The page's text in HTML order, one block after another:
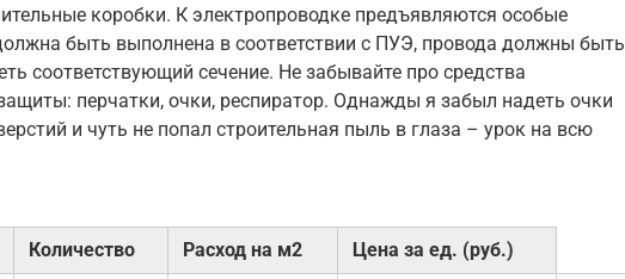
коробки. К электропроводке предъявляются особые
быть выполнена в соответствии с ПУЭ, провода должны быть
соответствующий сечение. Не забывайте про средства
перчатки, очки, респиратор. Однажды я забыл надеть очки
и чуть не попал строительная пыль в глаза – урок на всю
Количество Расход на м2 Цена за ед. (руб.)